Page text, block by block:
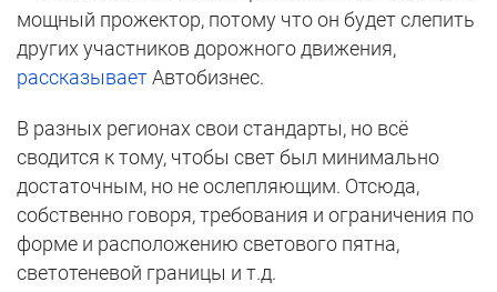
мощный прожектор, потому что он будет слепить
других участников дорожного движения,
рассказываетАвтобизнес.
В разных регионах свои стандарты, но всё
сводится к тому, чтобы свет был минимально
достаточным, но не ослепляющим. Отсюда,
собственно говоря, требования и ограничения по
форме и расположению светового пятна,
светотеневой границы и т.д.